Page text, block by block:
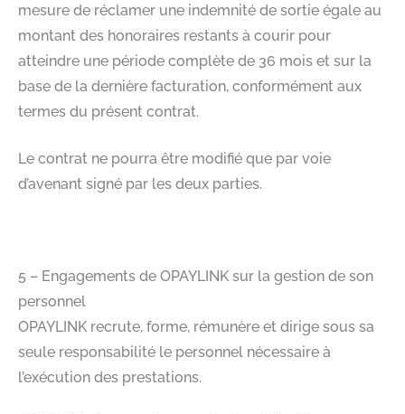
mesure de réclamer une indemnité de sortie égale au
montant des honoraires restants à courir pour
atteindre une période complète de 36 mois et sur la
base de la dernière facturation, conformément aux
termes du présent contrat.​
Le contrat ne pourra être modifié que par voie
d’avenant signé par les deux parties.​
5 – Engagements de OPAYLINK sur la gestion de son
personnel​
OPAYLINK recrute, forme, rémunère et dirige sous sa
seule responsabilité le personnel nécessaire à
l’exécution des prestations. ​